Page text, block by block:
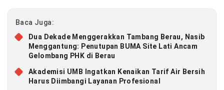
Baca Juga:
Dua Dekade Menggerakkan Tambang Berau, Nasib
Menggantung: Penutupan BUMA Site Lati Ancam
Gelombang PHK di Berau
Akademisi UMB Ingatkan Kenaikan Tarif Air Bersih
Harus Diimbangi Layanan Profesional